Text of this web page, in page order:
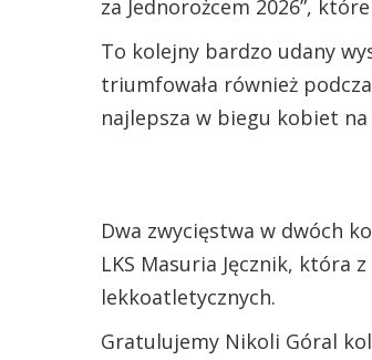
za Jednorożcem 2026”,
To kolejny bardzo udany
triumfowała również
najlepsza w biegu kobiet
Dwa zwycięstwa w dwóch
LKS Masuria Jęcznik, która
lekkoatletycznych.
Gratulujemy Nikoli Góral